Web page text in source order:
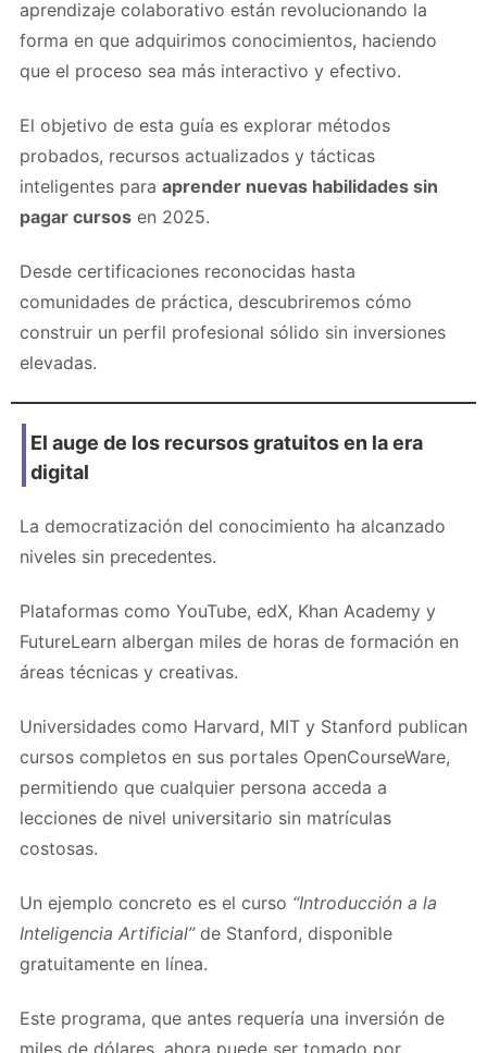
aprendizaje colaborativo están revolucionando la
forma en que adquirimos conocimientos, haciendo
que el proceso sea más interactivo y efectivo.
El objetivo de esta guía es explorar métodos
probados, recursos actualizados y tácticas
inteligentes para aprender nuevas habilidades sin
pagar cursos en 2025.
Desde certificaciones reconocidas hasta
comunidades de práctica, descubriremos cómo
construir un perfil profesional sólido sin inversiones
elevadas.
El auge de los recursos gratuitos en la era
digital
La democratización del conocimiento ha alcanzado
niveles sin precedentes.
Plataformas como YouTube, edX, Khan Academy y
FutureLearn albergan miles de horas de formación en
áreas técnicas y creativas.
Universidades como Harvard, MIT y Stanford publican
cursos completos en sus portales OpenCourseWare,
permitiendo que cualquier persona acceda a
lecciones de nivel universitario sin matrículas
costosas.
Un ejemplo concreto es el curso “Introducción a la
Inteligencia Artificial”de Stanford, disponible
gratuitamente en línea.
Este programa, que antes requería una inversión de
miles de dólares, ahora puede ser tomado por